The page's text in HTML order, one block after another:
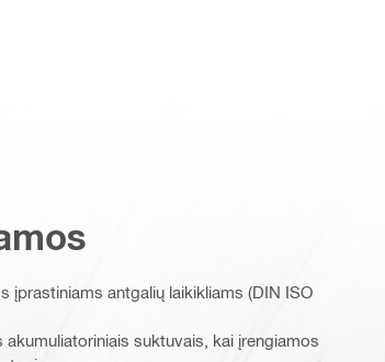
antgalių laikikliams (DIN ISO
suktuvais, kai įrengiamos